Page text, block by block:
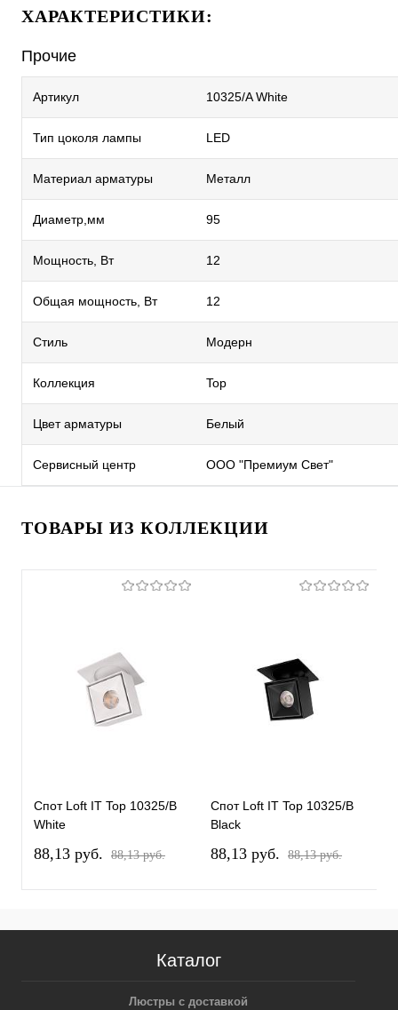
ХАРАКТЕРИСТИКИ:
Прочие
Артикул 10325/A White
Тип цоколя лампы LED
Материал арматуры Металл
Диаметр,мм 95
Мощность, Вт 12
Общая мощность, Вт 12
Стиль Модерн
Коллекция Top
Цвет арматуры Белый
Сервисный центр ООО "Премиум Свет"
ТОВАРЫ ИЗ КОЛЛЕКЦИИ
Спот Loft IT Top 10325/B
White
88,13 pуб. 88,13 pуб.
Спот Loft IT Top 10325/B
Black
88,13 pуб. 88,13 pуб.
Каталог
Люстры с доставкой